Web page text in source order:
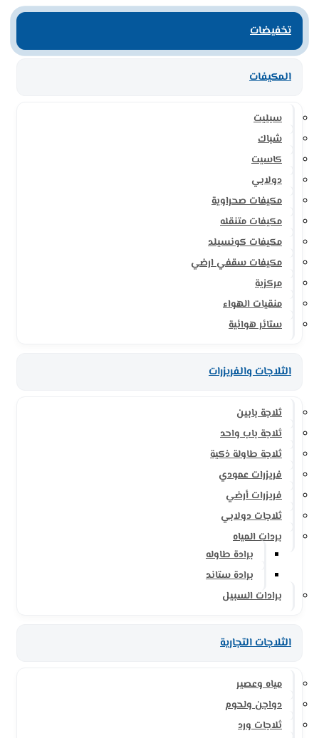
تخفيضات
المكيفات
سبليت
شباك
كاسيت
دولابي
مكيفات صحراوية
مكيفات متنقله
مكيفات كونسيلد
مكيفات سقفي ارضي
مركزية
منقيات الهواء
ستائر هوائية
الثلاجات والفريزرات
ثلاجة بابين
ثلاجة باب واحد
ثلاجة طاولة ذكية
فريزرات عمودي
فريزرات أرضي
ثلاجات دولابي
بردات المياه
برادة طاوله
برادة ستاند
برادات السبيل
الثلاجات التجارية
مياه وعصير
دواجن ولحوم
ثلاجات ورد